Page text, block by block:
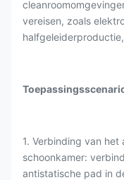
vereisen, zoals
1. Verbinding van
schoonkamer:
antistatische pad in